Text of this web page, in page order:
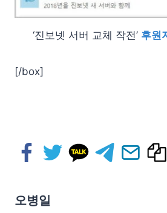
‘진보넷 서버 교체 작전’ 후원
[/box]
오병일